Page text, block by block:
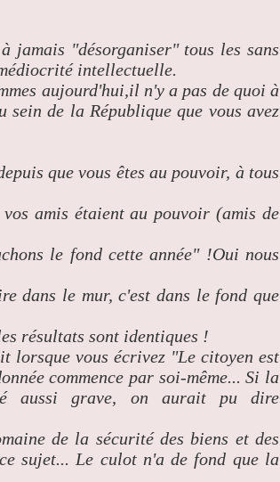
jamais "désorganiser" tous les sans
intellectuelle.
aujourd'hui,il n'y a pas de quoi à
sein de la République que vous avez
que vous êtes au pouvoir, à tous
amis étaient au pouvoir (amis de
le fond cette année" !Oui nous
dans le mur, c'est dans le fond que
résultats sont identiques !
lorsque vous écrivez "Le citoyen est
commence par soi-même... Si la
aussi grave, on aurait pu dire
de la sécurité des biens et des
sujet... Le culot n'a de fond que la